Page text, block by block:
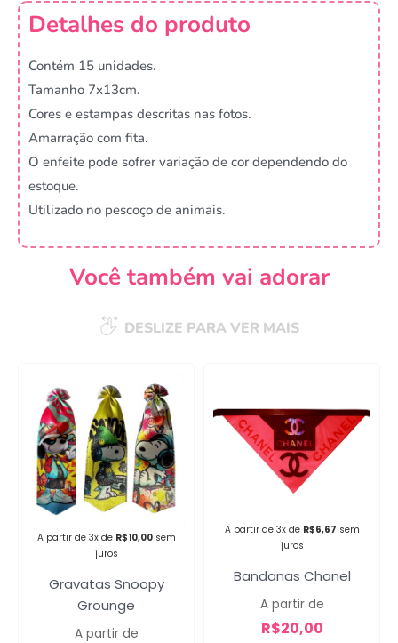
Detalhes do produto
Contém 15 unidades.
Tamanho 7x13cm.
Cores e estampas descritas nas fotos.
Amarração com fita.
O enfeite pode sofrer variação de cor dependendo do
estoque.
Utilizado no pescoço de animais.
Você também vai adorar
DESLIZE PARA VER MAIS
A partir de 3x de R$10,00 sem
juros
Gravatas Snoopy
Grounge
A partir de
A partir de 3x de R$6,67 sem
juros
Bandanas Chanel
A partir de
R$20,00
Campanha lançada com
sucesso!